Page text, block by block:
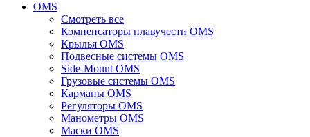
OMS
Смотреть все
Компенсаторы плавучести OMS
Крылья OMS
Подвесные системы OMS
Side-Mount OMS
Грузовые системы OMS
Карманы OMS
Регуляторы OMS
Манометры OMS
Маски OMS